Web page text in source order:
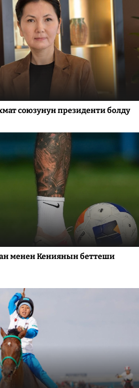
союзунун президенти болду
менен Кениянын беттеши